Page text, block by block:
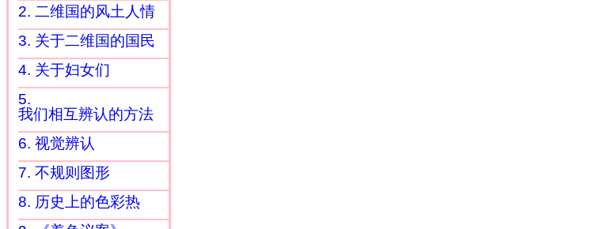
2. 二维国的风土人情
3. 关于二维国的国民
4. 关于妇女们
5.
我们相互辨认的方法
6. 视觉辨认
7. 不规则图形
8. 历史上的色彩热